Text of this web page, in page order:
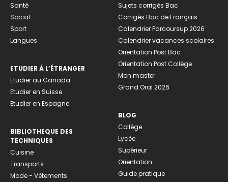
Santé
Social
Sport
Langues
ETUDIER À L’ÉTRANGER
Etudier au Canada
Etudier en Suisse
Etudier en Espagne
BIBLIOTHEQUE DES
TECHNIQUES
Cuisine
Transports
Mode - Vêtements
Sujets corrigés Bac
Corrigés Bac de Français
Calendrier Parcoursup 2026
Calendrier vacances scolaires
Orientation Post Bac
Orientation Post Collège
Mon master
Grand Oral 2026
BLOG
Collège
Lycée
Supérieur
Orientation
Guide pratique